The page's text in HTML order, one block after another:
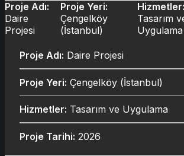
Proje Adı:
Daire
Projesi
Proje Yeri:
Çengelköy
(İstanbul)
Hizmetler:
Tasarım
Uygulama
Proje Adı: Daire Projesi
Proje Yeri: Çengelköy (İstanbul)
Hizmetler: Tasarım ve Uygulama
Proje Tarihi: 2026